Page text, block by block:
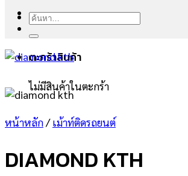
ตะกร้าสินค้า
ไม่มีสินค้าในตะกร้า
ค้นหา:
หน้าหลัก/ เม้าท์ติดรถยนต์
DIAMOND KTH